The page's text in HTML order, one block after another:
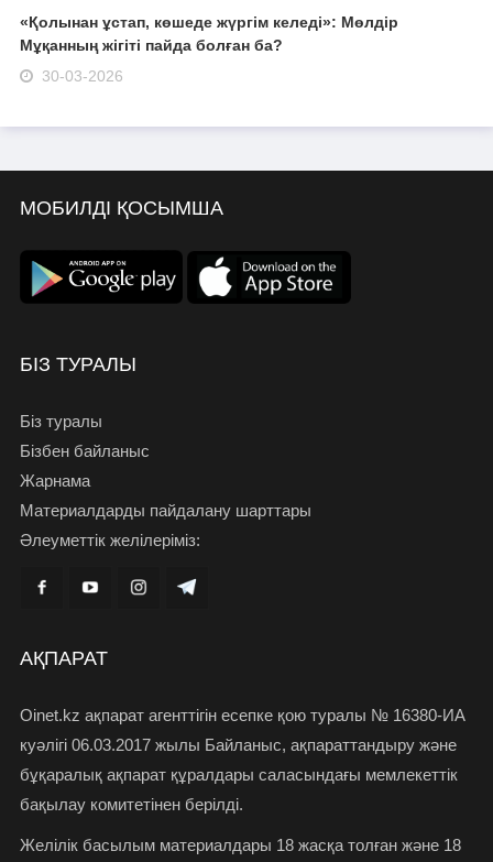
«Қолынан ұстап, көшеде жүргім келеді»: Мөлдір
Мұқанның жігіті пайда болған ба?
30-03-2026
МОБИЛДІ ҚОСЫМША
БІЗ ТУРАЛЫ
Біз туралы
Бізбен байланыс
Жарнама
Материалдарды пайдалану шарттары
Әлеуметтік желілеріміз:
АҚПАРАТ
Oinet.kz ақпарат агенттігін есепке қою туралы № 16380-ИА
куәлігі 06.03.2017 жылы Байланыс, ақпараттандыру және
бұқаралық ақпарат құралдары саласындағы мемлекеттік
бақылау комитетінен берілді.
Желілік басылым материалдары 18 жасқа толған және 18